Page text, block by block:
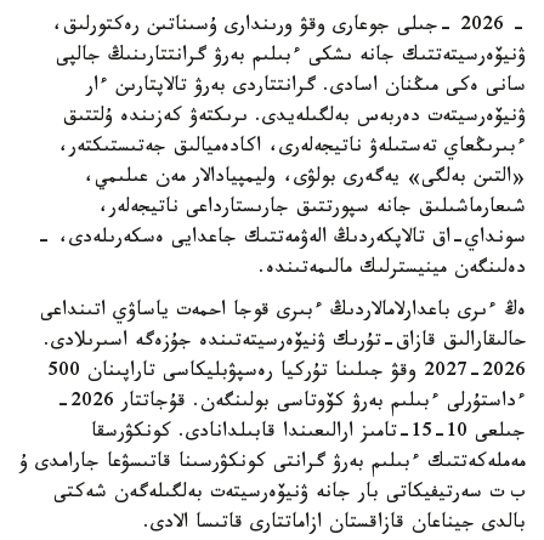
- 2026 -جىلى جوعارى وقۋ ورىندارى ۇسىناتىن رەكتورلىق،
ۋنيۆەرسيتەتتىك جانە ىشكى ءبىلىم بەرۋ گرانتتارىنىڭ جالپى
سانى ەكى مىڭنان اسادى. گرانتتاردى بەرۋ تالاپتارىن ءار
ۋنيۆەرسيتەت دەربەس بەلگىلەيدى. ىرىكتەۋ كەزىندە ۇلتتىق
ءبىرىڭعاي تەستىلەۋ ناتيجەلەرى، اكادەميالىق جەتىستىكتەر،
«التىن بەلگى» يەگەرى بولۋى، وليمپيادالار مەن عىلىمي،
شىعارماشىلىق جانە سپورتتىق جارىستارداعى ناتيجەلەر،
سونداي-اق تالاپكەردىڭ الەۋمەتتىك جاعدايى ەسكەرىلەدى، -
دەلىنگەن مينيسترلىك مالىمەتىندە.
ەڭ ءىرى باعدارلامالاردىڭ ءبىرى قوجا احمەت ياساۋي اتىنداعى
حالىقارالىق قازاق-تۇرىك ۋنيۆەرسيتەتىندە جۇزەگە اسىرىلادى.
2026-2027 وقۋ جىلىنا تۇركيا رەسپۋبليكاسى تاراپىنان 500
ءداستۇرلى ءبىلىم بەرۋ كۆوتاسى بولىنگەن. قۇجاتتار 2026-
جىلعى 10-15-تامىز ارالىعىندا قابىلدانادى. كونكۋرسقا
مەملەكەتتىك ءبىلىم بەرۋ گرانتى كونكۋرسىنا قاتىسۋعا جارامدى ۇ
ب ت سەرتيفيكاتى بار جانە ۋنيۆەرسيتەت بەلگىلەگەن شەكتى
بالدى جيناعان قازاقستان ازاماتتارى قاتىسا الادى.